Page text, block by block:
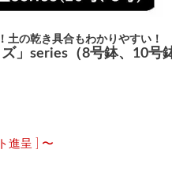
土の乾き具合もわかりやすい！
」series（8号鉢、10号
進呈 ] 〜